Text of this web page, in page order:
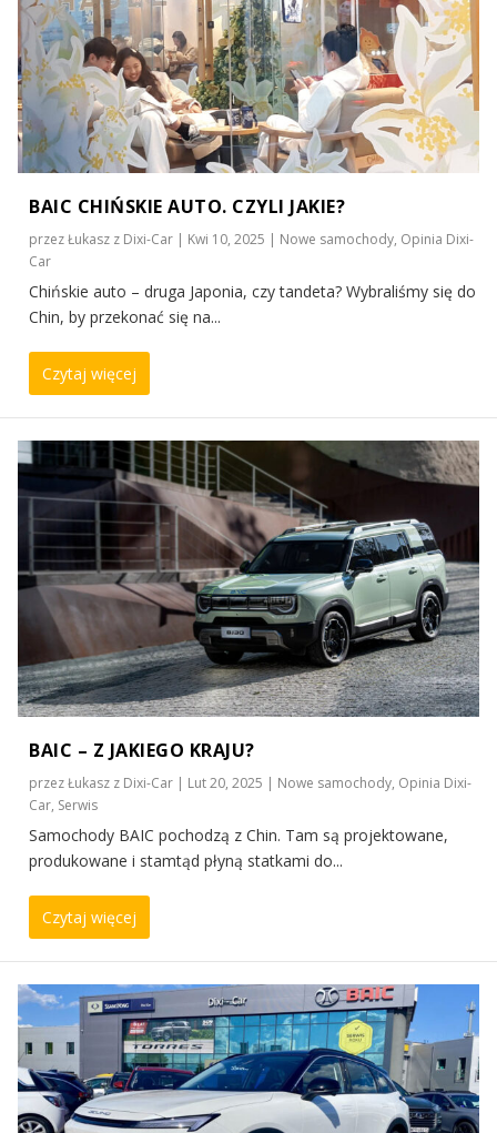
BAIC CHIŃSKIE AUTO. CZYLI JAKIE?
przezŁukasz z Dixi-Car | Kwi 10, 2025 | Nowe samochody, Opinia Dixi-
Car
Chińskie auto – druga Japonia, czy tandeta? Wybraliśmy się do
Chin, by przekonać się na...
Czytaj więcej
BAIC – Z JAKIEGO KRAJU?
przezŁukasz z Dixi-Car | Lut 20, 2025 | Nowe samochody, Opinia Dixi-
Car, Serwis
Samochody BAIC pochodzą z Chin. Tam są projektowane,
produkowane i stamtąd płyną statkami do...
Czytaj więcej